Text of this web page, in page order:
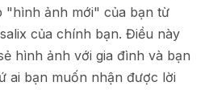
"hình ảnh mới" của bạn từ
của chính bạn. Điều này
hình ảnh với gia đình và bạn
ai bạn muốn nhận được lời